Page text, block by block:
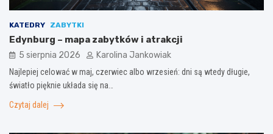
KATEDRY ZABYTKI
Edynburg – mapa zabytków i atrakcji
5 sierpnia 2026 Karolina Jankowiak
Najlepiej celować w maj, czerwiec albo wrzesień: dni są wtedy długie,
światło pięknie układa się na…
Czytaj dalej